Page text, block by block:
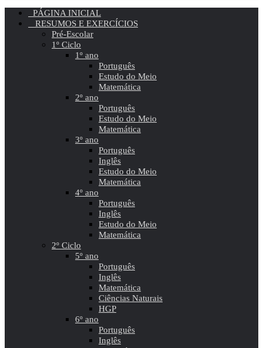
PÁGINA INICIAL
RESUMOS E EXERCÍCIOS
Pré-Escolar
1º Ciclo
1º ano
Português
Estudo do Meio
Matemática
2º ano
Português
Estudo do Meio
Matemática
3º ano
Português
Inglês
Estudo do Meio
Matemática
4º ano
Português
Inglês
Estudo do Meio
Matemática
2º Ciclo
5º ano
Português
Inglês
Matemática
Ciências Naturais
HGP
6º ano
Português
Inglês